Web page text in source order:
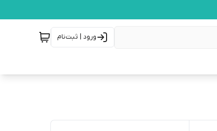
ورود | ثبت‌نام